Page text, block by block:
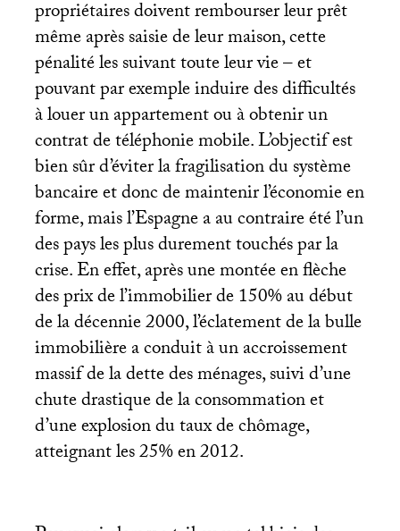
propriétaires doivent rembourser leur prêt
même après saisie de leur maison, cette
pénalité les suivant toute leur vie – et
pouvant par exemple induire des difficultés
à louer un appartement ou à obtenir un
contrat de téléphonie mobile. L’objectif est
bien sûr d’éviter la fragilisation du système
bancaire et donc de maintenir l’économie en
forme, mais l’Espagne a au contraire été l’un
des pays les plus durement touchés par la
crise. En effet, après une montée en flèche
des prix de l’immobilier de 150% au début
de la décennie 2000, l’éclatement de la bulle
immobilière a conduit à un accroissement
massif de la dette des ménages, suivi d’une
chute drastique de la consommation et
d’une explosion du taux de chômage,
atteignant les 25% en 2012.